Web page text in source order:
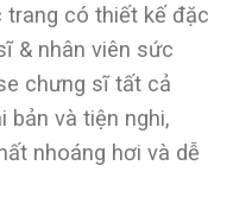
có thiết kế đặc
& nhân viên sức
chưng sĩ tất cả
bản và tiện nghi,
nhoáng hơi và dễ